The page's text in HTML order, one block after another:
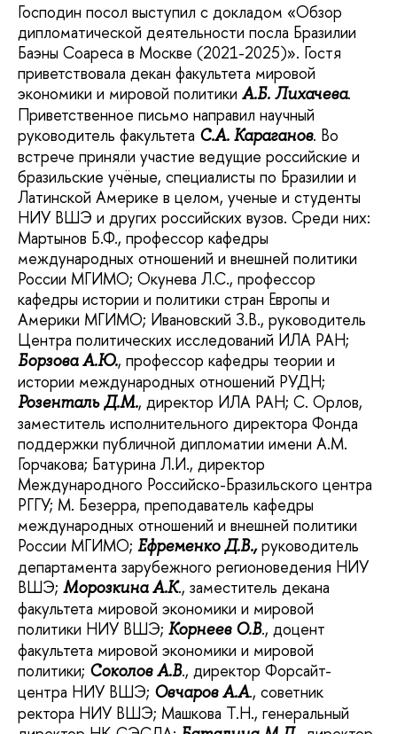
Господин посол выступил с докладом «Обзор
дипломатической деятельности посла Бразилии
Баэны Соареса в Москве (2021-2025)». Гостя
приветствовала декан факультета мировой
экономики и мировой политики А.Б. Лихачева.
Приветственное письмо направил научный
руководитель факультета С.А. Караганов. Во
встрече приняли участие ведущие российские и
бразильские учёные, специалисты по Бразилии и
Латинской Америке в целом, ученые и студенты
НИУ ВШЭ и других российских вузов. Среди них:
Мартынов Б.Ф., профессор кафедры
международных отношений и внешней политики
России МГИМО; Окунева Л.С., профессор
кафедры истории и политики стран Европы и
Америки МГИМО; Ивановский З.В., руководитель
Центра политических исследований ИЛА РАН;
Борзова А.Ю., профессор кафедры теории и
истории международных отношений РУДН;
Розенталь Д.М., директор ИЛА РАН; С. Орлов,
заместитель исполнительного директора Фонда
поддержки публичной дипломатии имени А.М.
Горчакова; Батурина Л.И., директор
Международного Российско-Бразильского центра
РГГУ; М. Безерра, преподаватель кафедры
международных отношений и внешней политики
России МГИМО; Ефременко Д.В.,руководитель
департамента зарубежного регионоведения НИУ
ВШЭ; Морозкина А.К., заместитель декана
факультета мировой экономики и мировой
политики НИУ ВШЭ; Корнеев О.В., доцент
факультета мировой экономики и мировой
политики; Соколов А.В., директор Форсайт-
центра НИУ ВШЭ; Овчаров А.А., советник
ректора НИУ ВШЭ; Машкова Т.Н., генеральный